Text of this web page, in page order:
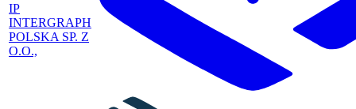
IP
INTERGRAPH
POLSKA SP. Z
O.O.,